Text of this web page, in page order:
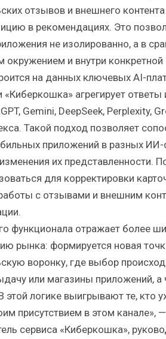
отзывов и внешнего
в рекомендациях. Это
не изолированно, а в
окружением и внутри конкретной
на данных ключевых AI-
«Киберкошка» агрегирует ответы
Gemini, DeepSeek, Perplexity,
Такой подход позволяет
приложений в разных ИИ-
их представленности.
для корректировки
с отзывами и внешним
функционала отражает более
рынка: формируется новая
воронку, где выбор
или магазины приложений, а
этой логике выигрывают те, кто
присутствием в этом канале»,
сервиса «Киберкошка»,